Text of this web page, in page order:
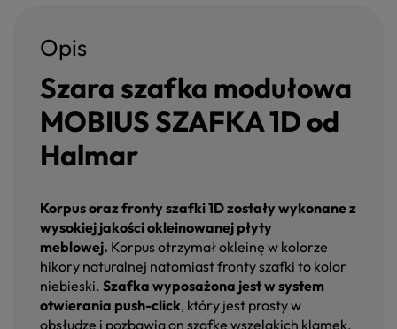
Opis
Szara szafka modułowa
MOBIUS SZAFKA 1D od
Halmar
Korpus oraz fronty szafki 1D zostały wykonane z
wysokiej jakości okleinowanej płyty
meblowej. Korpus otrzymał okleinę w kolorze
hikory naturalnej natomiast fronty szafki to kolor
niebieski. Szafka wyposażona jest w system
otwierania push-click, który jest prosty w
obsłudze i pozbawia on szafkę wszelakich klamek,